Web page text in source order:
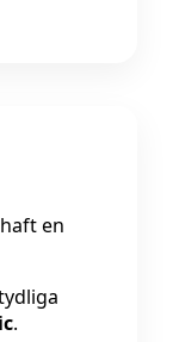
en
.